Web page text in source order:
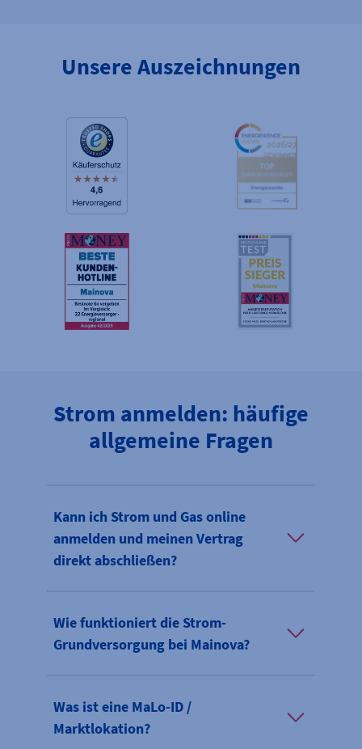
Unsere Auszeichnungen
Strom anmelden: häufige
allgemeine Fragen
Kann ich Strom und Gas online
anmelden und meinen Vertrag
direkt abschließen?
Wie funktioniert die Strom-
Grundversorgung bei Mainova?
Was ist eine MaLo-ID /
Marktlokation?